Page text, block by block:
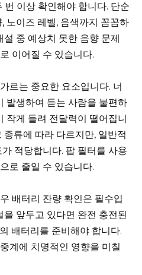
이상 확인해야 합니다. 단순
노이즈 레벨, 음색까지 꼼꼼하
중 예상치 못한 음향 문제
이어질 수 있습니다.
르는 중요한 요소입니다. 너
발생하여 듣는 사람을 불편하
작게 들려 전달력이 떨어집니
류에 따라 다르지만, 일반적
적당합니다. 팝 필터를 사용
로 줄일 수 있습니다.
배터리 잔량 확인은 필수입
앞두고 있다면 완전 충전된
배터리를 준비해야 합니다.
계에 치명적인 영향을 미칠